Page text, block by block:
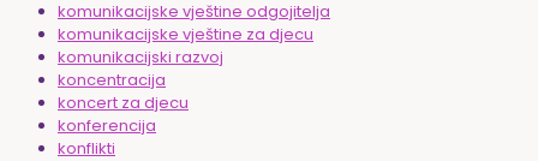
komunikacijske vještine odgojitelja
komunikacijske vještine za djecu
komunikacijski razvoj
koncentracija
koncert za djecu
konferencija
konflikti